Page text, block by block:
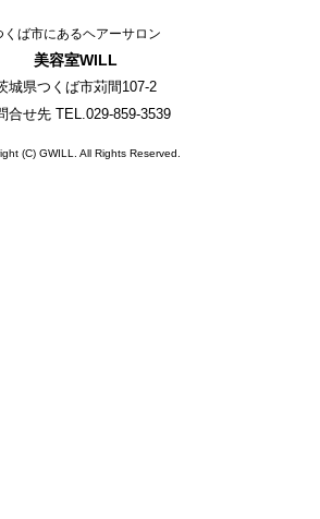
くば市にあるヘアーサロン
美容室WILL
城県つくば市苅間107-2
合せ先 TEL.029-859-3539
(C) GWILL. All Rights Reserved.